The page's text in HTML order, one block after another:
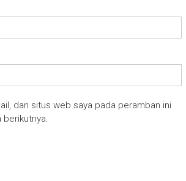
dan situs web saya pada peramban ini
berikutnya.